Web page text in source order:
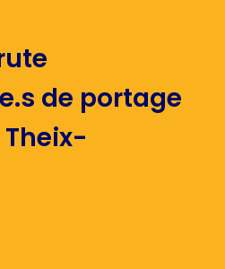
de portage